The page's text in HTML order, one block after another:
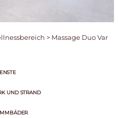
> Massage Duo Var
UND STRAND